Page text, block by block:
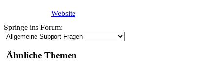
Website
Springe ins Forum:
Ähnliche Themen